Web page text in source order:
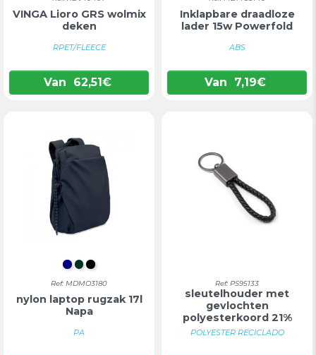
VINGA Lioro GRS wolmix
deken
RPET/FLEECE
Van 62,51€
Inklapbare draadloze
lader 15w Powerfold
ABS
Van 7,19€
DONKERBLAUW
DONKERGROEN
ZWART
Ref: MDMO3180
nylon laptop rugzak 17l
Napa
PA
Ref: PS95133
Rechthoekige
sleutelhouder met
gevlochten
polyesterkoord 21%
gerecycled ...
POLYESTER RECICLADO